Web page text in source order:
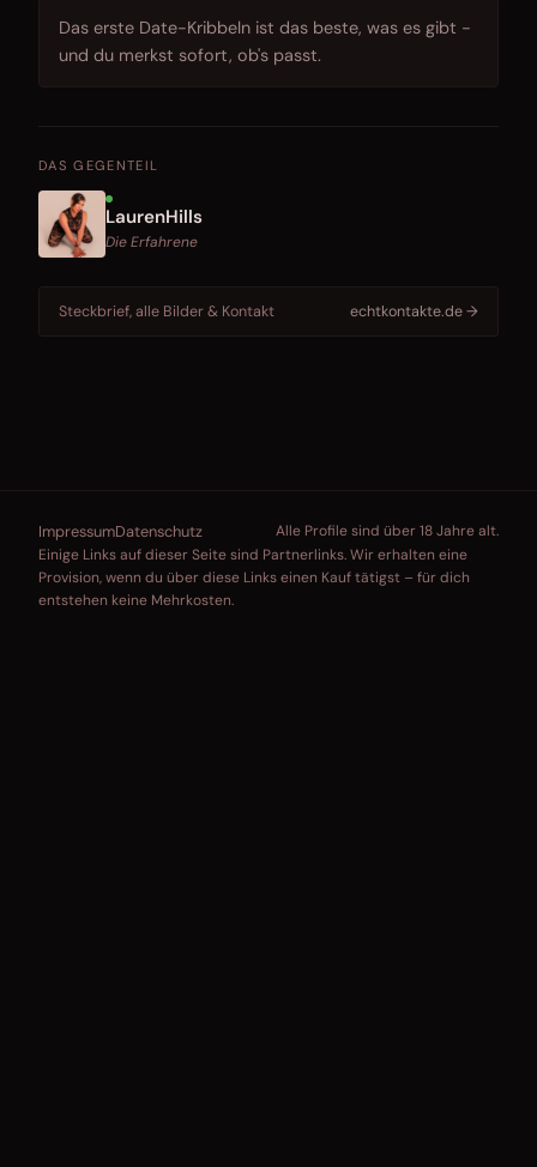
Das erste Date-Kribbeln ist das beste, was es gibt -
und du merkst sofort, ob's passt.
DAS GEGENTEIL
LaurenHills
Die Erfahrene
Steckbrief, alle Bilder & Kontakt echtkontakte.de →
ImpressumDatenschutz
Alle Profile sind über 18 Jahre alt.
Einige Links auf dieser Seite sind Partnerlinks. Wir erhalten eine
Provision, wenn du über diese Links einen Kauf tätigst – für dich
entstehen keine Mehrkosten.